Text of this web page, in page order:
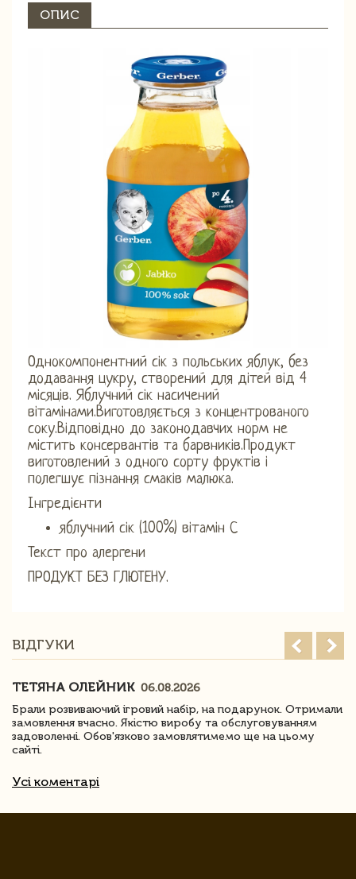
ОПИС
Однокомпонентний сік з польських яблук, без
додавання цукру, створений для дітей від 4
місяців. Яблучний сік насичений
вітамінами.Виготовляється з концентрованого
соку.Відповідно до законодавчих норм не
містить консервантів та барвників.Продукт
виготовлений з одного сорту фруктів і
полегшує пізнання смаків малюка.
Інгредієнти
яблучний сік (100%) вітамін С
Текст про алергени
ПРОДУКТ БЕЗ ГЛЮТЕНУ.
ВІДГУКИ
ТЕТЯНА ОЛЕЙНИК 06.08.2026
Брали розвиваючий ігровий набір, на подарунок. Отримали
замовлення вчасно. Якістю виробу та обслуговуванням
задоволенні. Обов'язково замовлятимемо ще на цьому
сайті.
Усі коментарі